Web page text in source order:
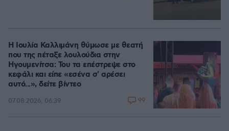
Η Ιουλία Καλλιμάνη θύμωσε με θεατή
που της πέταξε λουλούδια στην
Ηγουμενίτσα: Του τα επέστρεψε στο
κεφάλι και είπε «εσένα σ' αρέσει
αυτό...», δείτε βίντεο
07.08.2026, 06:39 99